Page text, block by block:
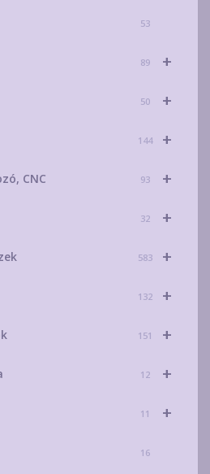
53
+
89
+
50
+
144
+
CNC 93
+
32
+
583
+
132
+
151
+
12
+
11
16